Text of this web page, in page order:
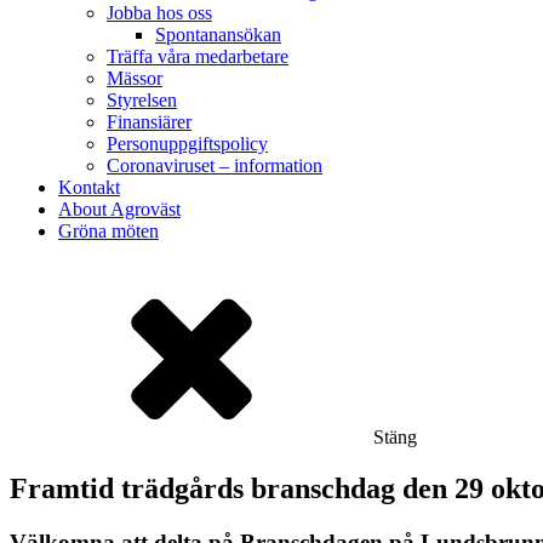
Jobba hos oss
Spontanansökan
Träffa våra medarbetare
Mässor
Styrelsen
Finansiärer
Personuppgiftspolicy
Coronaviruset – information
Kontakt
About Agroväst
Gröna möten
Stäng
Framtid trädgårds branschdag den 29